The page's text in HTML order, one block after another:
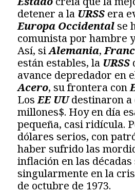
detener a la URSS era
Europa Occidentalse
comunista por hambre
Así, siAlemania,
están estables, la URSS
avance depredador en
Acero, su frontera con
LosEE UUdestinaron a
millones$. Hoy en día
pequeña, casi ridícula.
dólares serios, con
haber sufrido las
inflación en las
singularmente en la
de octubre de 1973.